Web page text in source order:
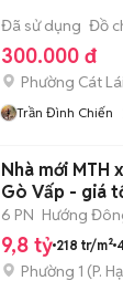
Đã sử dụng Đồ
300.000 đ
Phường Cát
Trần Đình Chiến
Nhà mới MTH
Gò Vấp - giá
6 PN Hướng
9,8 tỷ 218 tr/m²
Phường 1 (P.